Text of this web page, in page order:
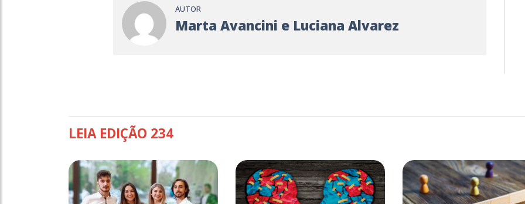
AUTOR
Marta Avancini e Luciana Alvarez
LEIA EDIÇÃO 234